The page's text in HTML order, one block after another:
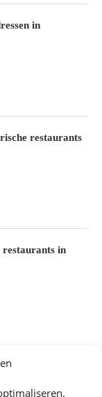
in
restaurants
in